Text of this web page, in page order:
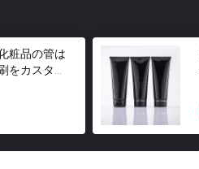
粧品の管は
をカスタマ